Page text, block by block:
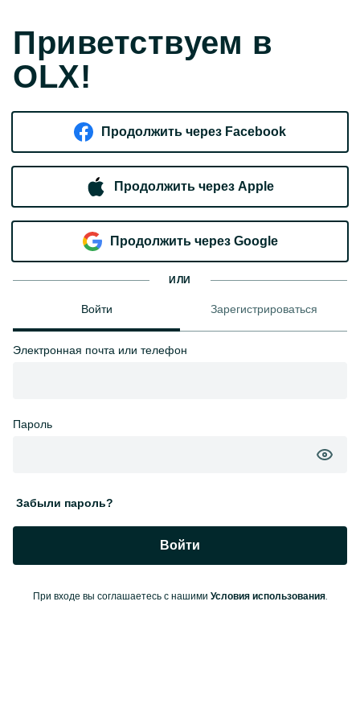
Приветствуем в
OLX!
Продолжить через Facebook
Продолжить через Apple
Продолжить через Google
ИЛИ
Войти Зарегистрироваться
Электронная почта или телефон
Пароль
Забыли пароль?
Войти
При входе вы соглашаетесь с нашими Условия использования.